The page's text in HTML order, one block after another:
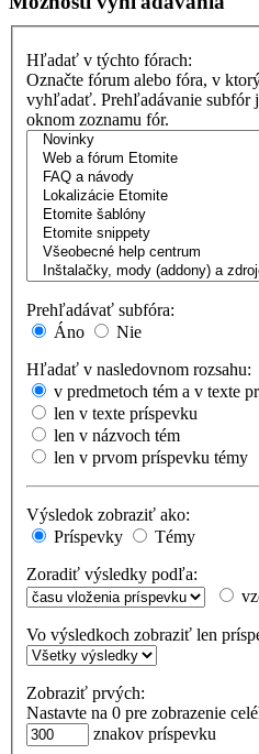
Hľadať v týchto fórach:
Označte fórum alebo fóra, v
vyhľadať. Prehľadávanie subfór
oknom zoznamu fór.
Prehľadávať subfóra:
Áno
Nie
Hľadať v nasledovnom rozsahu:
v predmetoch tém a v texte
len v texte príspevku
len v názvoch tém
len v prvom príspevku témy
Výsledok zobraziť ako:
Príspevky
Témy
Zoradiť výsledky podľa:
Vo výsledkoch zobraziť len
Zobraziť prvých:
Nastavte na 0 pre zobrazenie
znakov príspevku